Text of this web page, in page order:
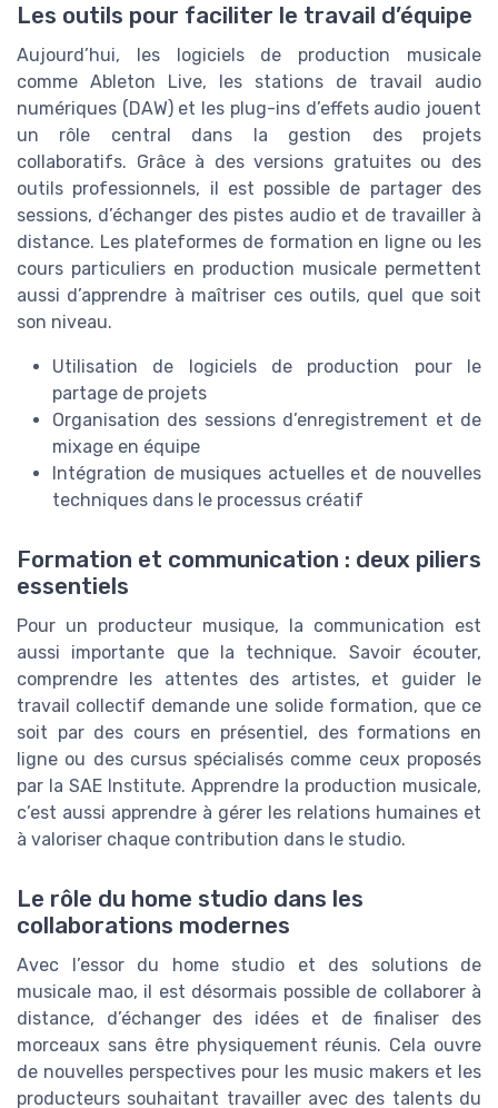
Les outils pour faciliter le travail d’équipe
Aujourd’hui, les logiciels de production musicale
comme Ableton Live, les stations de travail audio
numériques (DAW) et les plug-ins d’effets audio jouent
un rôle central dans la gestion des projets
collaboratifs. Grâce à des versions gratuites ou des
outils professionnels, il est possible de partager des
sessions, d’échanger des pistes audio et de travailler à
distance. Les plateformes de formation en ligne ou les
cours particuliers en production musicale permettent
aussi d’apprendre à maîtriser ces outils, quel que soit
son niveau.
Utilisation de logiciels de production pour le
partage de projets
Organisation des sessions d’enregistrement et de
mixage en équipe
Intégration de musiques actuelles et de nouvelles
techniques dans le processus créatif
Formation et communication : deux piliers
essentiels
Pour un producteur musique, la communication est
aussi importante que la technique. Savoir écouter,
comprendre les attentes des artistes, et guider le
travail collectif demande une solide formation, que ce
soit par des cours en présentiel, des formations en
ligne ou des cursus spécialisés comme ceux proposés
par la SAE Institute. Apprendre la production musicale,
c’est aussi apprendre à gérer les relations humaines et
à valoriser chaque contribution dans le studio.
Le rôle du home studio dans les
collaborations modernes
Avec l’essor du home studio et des solutions de
musicale mao, il est désormais possible de collaborer à
distance, d’échanger des idées et de finaliser des
morceaux sans être physiquement réunis. Cela ouvre
de nouvelles perspectives pour les music makers et les
producteurs souhaitant travailler avec des talents du